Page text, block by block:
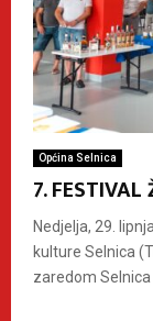
Općina Selnica
7. FESTIVAL
Nedjelja, 29.
kulture Selnica
zaredom